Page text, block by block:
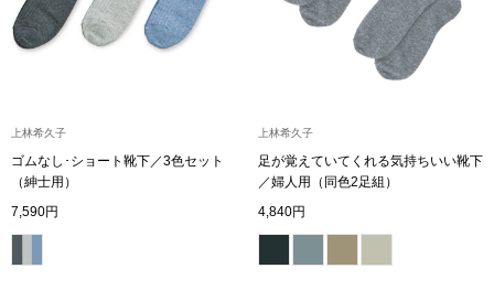
／チュニック
ハンドバッグ
ブリーフケース
上林希久子
ゴムなし･ショート靴下／3色セット
（紳士用）
7,590円
上林希久子
足が覚えていてくれる気持ちいい靴下
／婦人用（同色2足組）
4,840円